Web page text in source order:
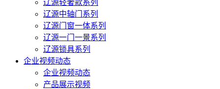
辽源轻奢款系列
辽源中轴门系列
辽源门窗一体系列
辽源一门一景系列
辽源锁具系列
企业视频动态
企业视频动态
产品展示视频